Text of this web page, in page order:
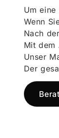
Um
Wenn
Nach
Mit dem
Unser
Der